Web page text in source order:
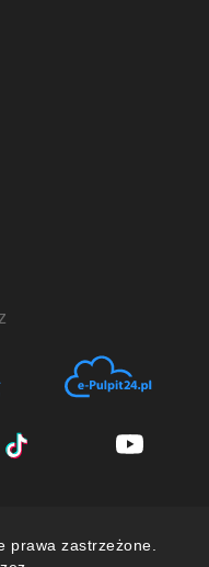
prawa zastrzeżone.